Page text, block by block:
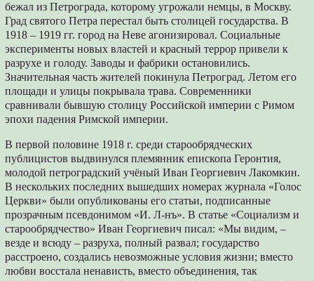
бежал из Петрограда, которому угрожали немцы, в Москву.
Град святого Петра перестал быть столицей государства. В
1918 – 1919 гг. город на Неве агонизировал. Социальные
эксперименты новых властей и красный террор привели к
разрухе и голоду. Заводы и фабрики остановились.
Значительная часть жителей покинула Петроград. Летом его
площади и улицы покрывала трава. Современники
сравнивали бывшую столицу Российской империи с Римом
эпохи падения Римской империи.
В первой половине 1918 г. среди старообрядческих
публицистов выдвинулся племянник епископа Геронтия,
молодой петроградский учёный Иван Георгиевич Лакомкин.
В нескольких последних вышедших номерах журнала «Голос
Церкви» были опубликованы его статьи, подписанные
прозрачным псевдонимом «И. Л-нъ». В статье «Социализм и
старообрядчество» Иван Георгиевич писал: «Мы видим, –
везде и всюду – разруха, полный развал; государство
расстроено, создались невозможные условия жизни; вместо
любви восстала ненависть, вместо объединения, так